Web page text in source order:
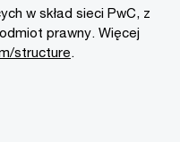
w skład sieci PwC, z
prawny. Więcej
structure.